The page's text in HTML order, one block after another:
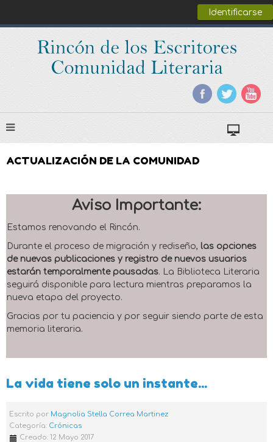
Identificarse
ACTUALIZACIÓN DE LA COMUNIDAD
Aviso Importante:
Estamos renovando el Rincón.
Durante el proceso de migración y rediseño, las opciones
de nuevas publicaciones y registro de nuevos usuarios
estarán temporalmente pausadas. La Biblioteca Literaria
seguirá disponible para lectura mientras preparamos la
nueva etapa del proyecto.
Gracias por tu paciencia y por seguir siendo parte de esta
memoria literaria.
La vida tiene solo un instante...
Escrito por Magnolia Stella Correa Martinez
Categoría: Crónicas
Creado: 12 Mayo 2017